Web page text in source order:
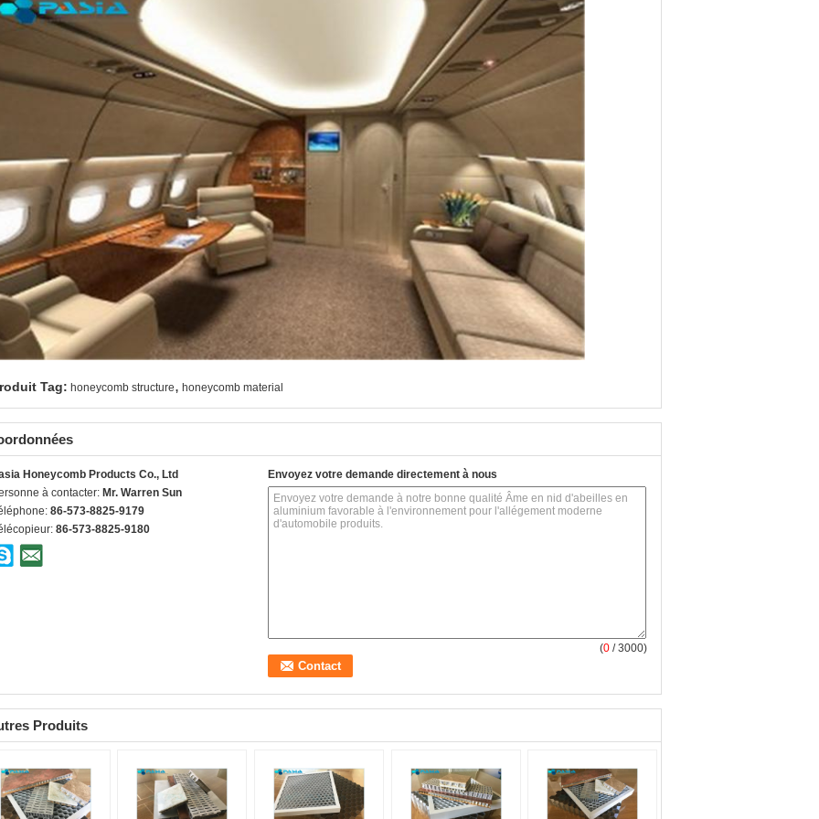
Tag: honeycomb structure, honeycomb material
Honeycomb Products Co., Ltd
à contacter: Mr. Warren Sun
86-573-8825-9179
86-573-8825-9180
Envoyez votre demande directement à nous
(0 / 3000)
Produits